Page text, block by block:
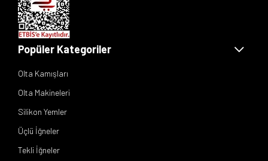
Popüler Kategoriler
Olta Kamışları
Olta Makineleri
Silikon Yemler
Üçlü İğneler
Tekli İğneler